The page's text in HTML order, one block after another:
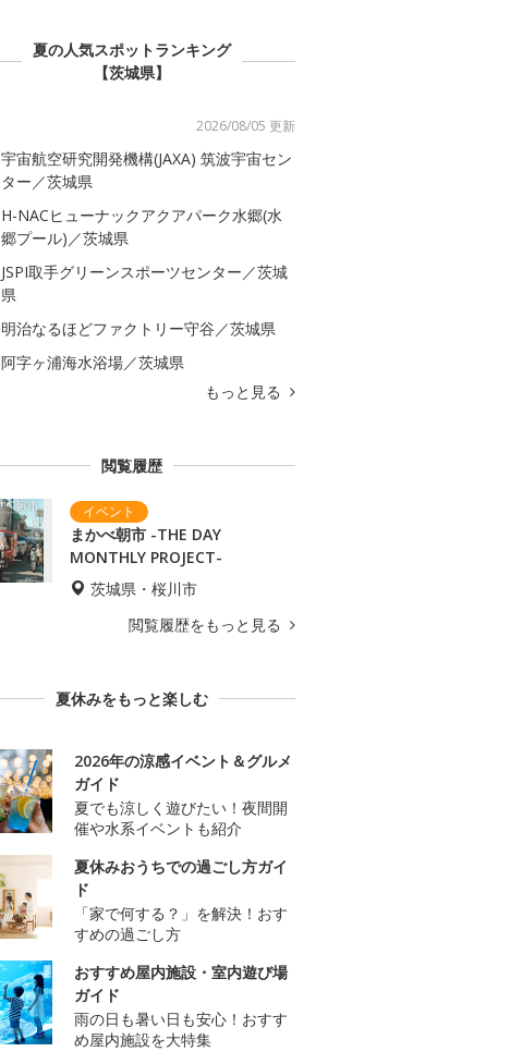
夏の人気スポットランキング
【茨城県】
2026/08/05 更新
宇宙航空研究開発機構(JAXA) 筑波宇宙セン
ター／茨城県
H-NACヒューナックアクアパーク水郷(水
郷プール)／茨城県
JSPI取手グリーンスポーツセンター／茨城
県
明治なるほどファクトリー守谷／茨城県
阿字ヶ浦海水浴場／茨城県
もっと見る
閲覧履歴
まかべ朝市 -THE DAY
MONTHLY PROJECT-
茨城県・桜川市
閲覧履歴をもっと見る
夏休みをもっと楽しむ
2026年の涼感イベント＆グルメ
ガイド
夏でも涼しく遊びたい！夜間開
催や水系イベントも紹介
夏休みおうちでの過ごし方ガイ
ド
「家で何する？」を解決！おす
すめの過ごし方
おすすめ屋内施設・室内遊び場
ガイド
雨の日も暑い日も安心！おすす
め屋内施設を大特集